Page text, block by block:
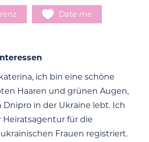
Date me
ich bin eine schöne
Haaren und grünen Augen,
Dnipro in der Ukraine lebt. Ich
Heiratsagentur für die
Frauen registriert.